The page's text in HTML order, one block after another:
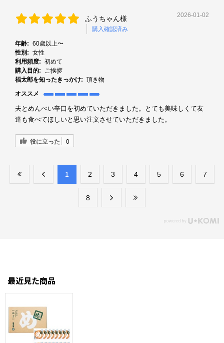
ふうちゃん様
購入確認済み
2026-01-02
年齢: 60歳以上〜
性別: 女性
利用頻度: 初めて
購入目的:
ご挨拶
福太郎を知ったきっかけ: 頂き物
オススメ
夫とめんべい辛口を初めていただきました。とても美味しくて友
達も食べてほしいと思い注文させていただきました。
役に立った 0
​1 ​2 ​3 ​4 ​5 ​6 ​7
​8
最近見た商品